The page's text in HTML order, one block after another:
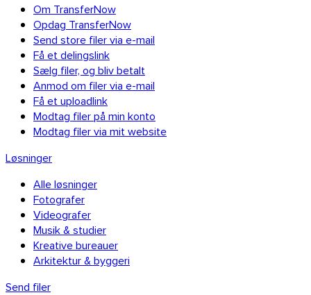
Outlook
Om TransferNow
Opdag TransferNow
Send store filer via e-mail
Få et delingslink
Sælg filer, og bliv betalt
Anmod om filer via e-mail
Få et uploadlink
Modtag filer på min konto
Modtag filer via mit website
Løsninger
Alle løsninger
Fotografer
Videografer
Musik & studier
Kreative bureauer
Arkitektur & byggeri
Send filer